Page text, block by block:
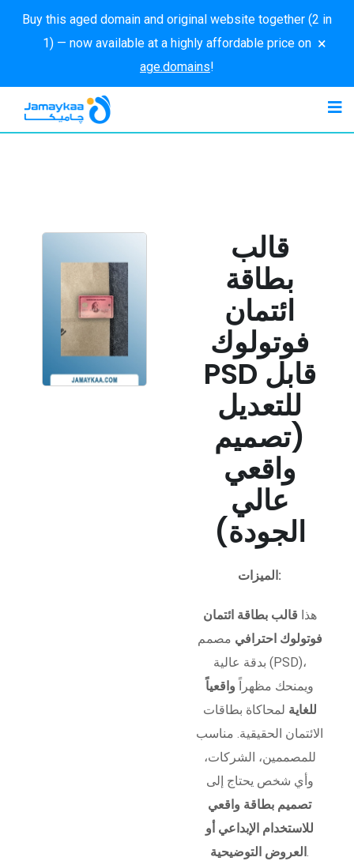
Buy this aged domain and original website together (2 in
1) — now available at a highly affordable price on
age.domains!
×
قالب
بطاقة
ائتمان
فوتولوك
PSD قابل
للتعديل
(تصميم
واقعي
عالي
الجودة)
الميزات:
هذا قالب بطاقة ائتمان
فوتولوك احترافي مصمم
بدقة عالية (PSD)،
ويمنحك مظهراً واقعياً
للغاية لمحاكاة بطاقات
الائتمان الحقيقية. مناسب
للمصممين، الشركات،
وأي شخص يحتاج إلى
تصميم بطاقة واقعي
للاستخدام الإبداعي أو
العروض التوضيحية .